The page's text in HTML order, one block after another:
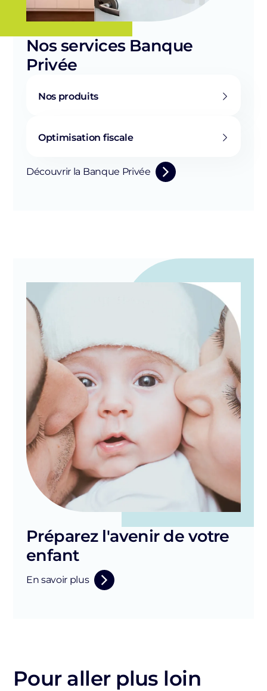
Nos services Banque
Privée
Nos produits
Optimisation fiscale
Découvrir la Banque Privée
Préparez l'avenir de votre
enfant
En savoir plus
Pour aller plus loin